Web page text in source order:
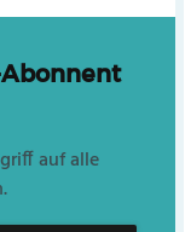
auf alle